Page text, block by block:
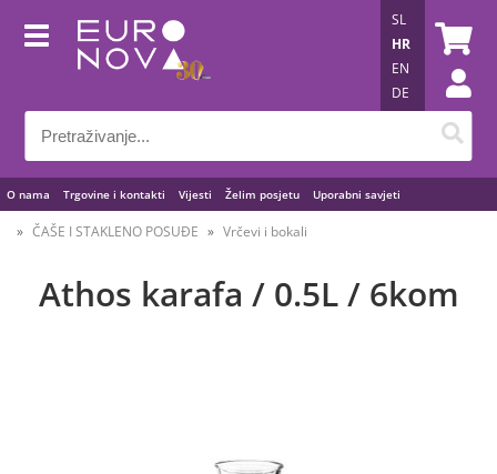
O nama Trgovine i kontakti Vijesti Želim posjetu Uporabni savjeti
SL
HR
EN
DE
ČAŠE I STAKLENO POSUĐE Vrčevi i bokali
Athos karafa / 0.5L / 6kom